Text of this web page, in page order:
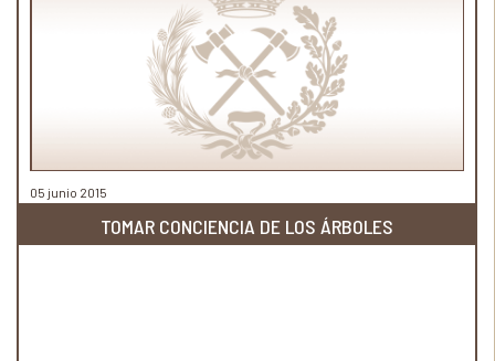
05 junio 2015
TOMAR CONCIENCIA DE LOS ÁRBOLES